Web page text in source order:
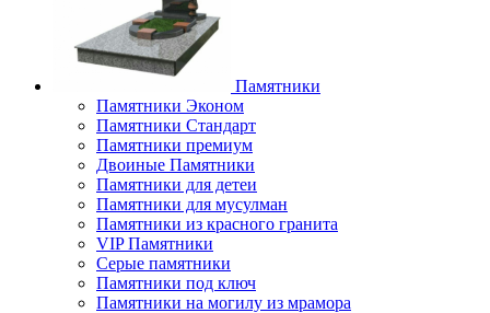
Памятники
Памятники Эконом
Памятники Стандарт
Памятники премиум
Двоиные Памятники
Памятники для детеи
Памятники для мусулман
Памятники из красного гранита
VIP Памятники
Серые памятники
Памятники под ключ
Памятники на могилу из мрамора